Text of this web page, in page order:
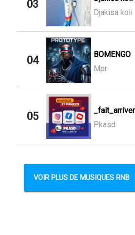
03
Djakisa koli
04
BOMENGO
Mpr
05
Pkasd
VOIR PLUS DE MUSIQUES RNB